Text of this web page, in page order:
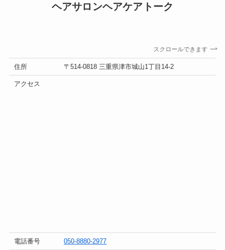
ヘアサロンヘアケアトーク
スクロールできます
住所 〒514-0818 三重県津市城山1丁目14-2
アクセス
電話番号 050-8880-2977